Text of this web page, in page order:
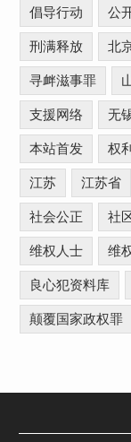
倡导行动 公
刑满释放 北
寻衅滋事罪
支援网络 无
本站首发 权
江苏 江苏省
社会公正 社
维权人士 维
良心犯资料库
颠覆国家政权罪